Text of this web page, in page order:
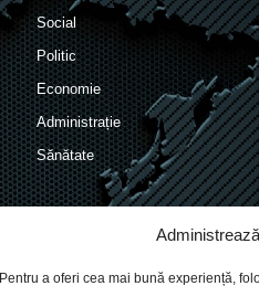
Pentru a oferi cea mai bună experiență,
Social
Politic
Economie
Administrație
Sănătate